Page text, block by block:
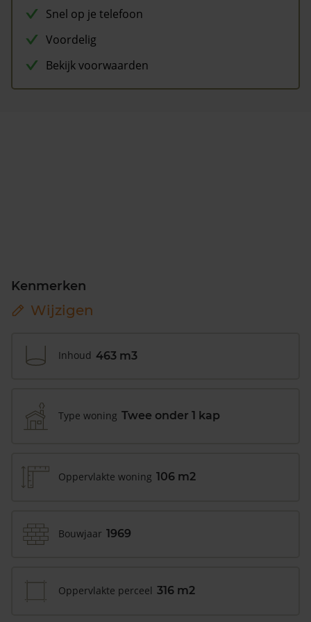
Snel op je telefoon
Voordelig
Bekijk voorwaarden
Kenmerken
Wijzigen
Inhoud 463 m3
Type woning Twee onder 1 kap
Oppervlakte woning 106 m2
Bouwjaar 1969
Oppervlakte perceel 316 m2